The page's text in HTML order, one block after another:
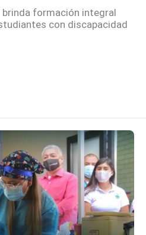
brinda formación integral
con discapacidad